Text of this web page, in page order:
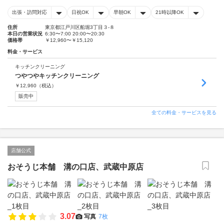
出張・訪問対応 日祝OK 早朝OK 21時以降OK
住所
東京都江戸川区船堀3丁目３-８
本日の営業状況 6:30〜7:00 20:00〜20:30
価格帯
￥12,960〜￥15,120
料金・サービス
キッチンクリーニング
つやつやキッチンクリーニング
￥ 12,960 （税込）
販売中
全ての料金・サービスを見る
店舗公式
おそうじ本舗 溝の口店、武蔵中原店
3.07 写真 7枚